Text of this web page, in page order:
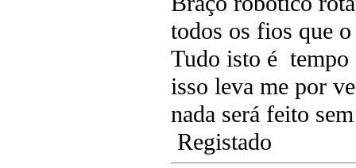
todos os fios que
Tudo isto é tempo
isso leva me por
nada será feito
Registado